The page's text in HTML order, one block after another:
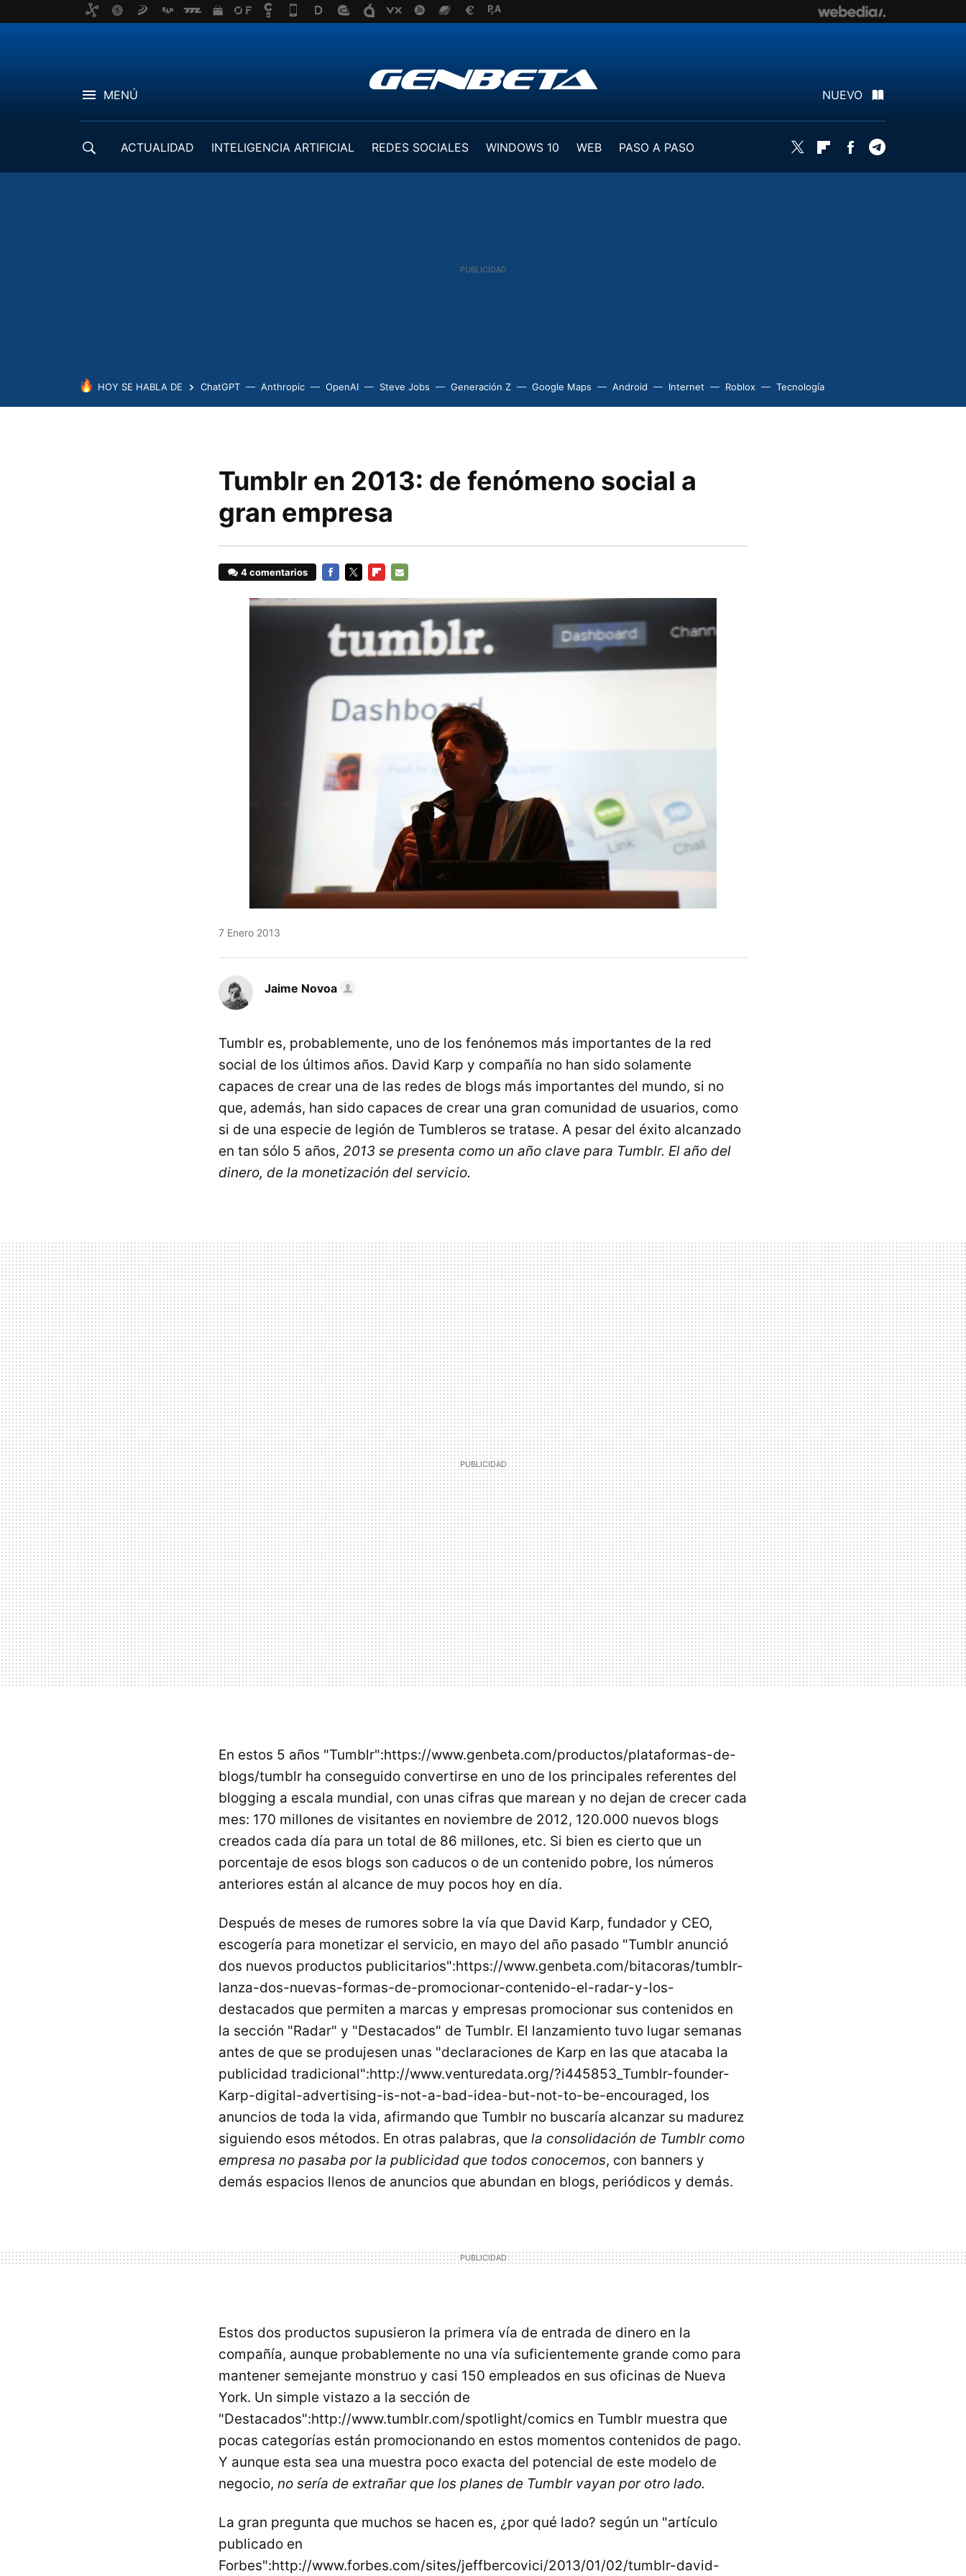
MENÚ NUEVO
ACTUALIDAD INTELIGENCIA ARTIFICIAL REDES SOCIALES WINDOWS 10 WEB
PASO A PASO
Twitter FlipboardFacebook
HOY SE HABLA DE ChatGPT Anthropic OpenAI Steve Jobs Generación Z Google Maps Android Internet Roblox Tecnología
Tumblr en 2013: de fenómeno social a
gran empresa
4 comentarios
MAIL
7 Enero 2013
Jaime Novoa
Tumblr es, probablemente, uno de los fenónemos más importantes de la red
social de los últimos años. David Karp y compañía no han sido solamente
capaces de crear una de las redes de blogs más importantes del mundo, si no
que, además, han sido capaces de crear una gran comunidad de usuarios, como
si de una especie de legión de Tumbleros se tratase. A pesar del éxito alcanzado
en tan sólo 5 años, 2013 se presenta como un año clave para Tumblr. El año del
dinero, de la monetización del servicio.
En estos 5 años "Tumblr":https://www.genbeta.com/productos/plataformas-de-
blogs/tumblr ha conseguido convertirse en uno de los principales referentes del
blogging a escala mundial, con unas cifras que marean y no dejan de crecer cada
mes: 170 millones de visitantes en noviembre de 2012, 120.000 nuevos blogs
creados cada día para un total de 86 millones, etc. Si bien es cierto que un
porcentaje de esos blogs son caducos o de un contenido pobre, los números
anteriores están al alcance de muy pocos hoy en día.
Después de meses de rumores sobre la vía que David Karp, fundador y CEO,
escogería para monetizar el servicio, en mayo del año pasado "Tumblr anunció
dos nuevos productos publicitarios":https://www.genbeta.com/bitacoras/tumblr-
lanza-dos-nuevas-formas-de-promocionar-contenido-el-radar-y-los-
destacados que permiten a marcas y empresas promocionar sus contenidos en
la sección "Radar" y "Destacados" de Tumblr. El lanzamiento tuvo lugar semanas
antes de que se produjesen unas "declaraciones de Karp en las que atacaba la
publicidad tradicional":http://www.venturedata.org/?i445853_Tumblr-founder-
Karp-digital-advertising-is-not-a-bad-idea-but-not-to-be-encouraged, los
anuncios de toda la vida, afirmando que Tumblr no buscaría alcanzar su madurez
siguiendo esos métodos. En otras palabras, que la consolidación de Tumblr como
empresa no pasaba por la publicidad que todos conocemos, con banners y
demás espacios llenos de anuncios que abundan en blogs, periódicos y demás.
Estos dos productos supusieron la primera vía de entrada de dinero en la
compañía, aunque probablemente no una vía suficientemente grande como para
mantener semejante monstruo y casi 150 empleados en sus oficinas de Nueva
York. Un simple vistazo a la sección de
"Destacados":http://www.tumblr.com/spotlight/comics en Tumblr muestra que
pocas categorías están promocionando en estos momentos contenidos de pago.
Y aunque esta sea una muestra poco exacta del potencial de este modelo de
negocio, no sería de extrañar que los planes de Tumblr vayan por otro lado.
La gran pregunta que muchos se hacen es, ¿por qué lado? según un "artículo
publicado en
Forbes":http://www.forbes.com/sites/jeffbercovici/2013/01/02/tumblr-david-